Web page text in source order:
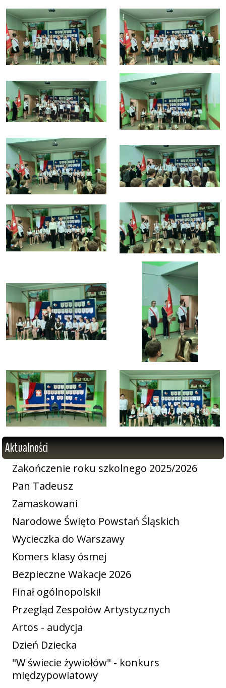
Aktualności
Zakończenie roku szkolnego 2025/2026
Pan Tadeusz
Zamaskowani
Narodowe Święto Powstań Śląskich
Wycieczka do Warszawy
Komers klasy ósmej
Bezpieczne Wakacje 2026
Finał ogólnopolski!
Przegląd Zespołów Artystycznych
Artos - audycja
Dzień Dziecka
"W świecie żywiołów" - konkurs
międzypowiatowy